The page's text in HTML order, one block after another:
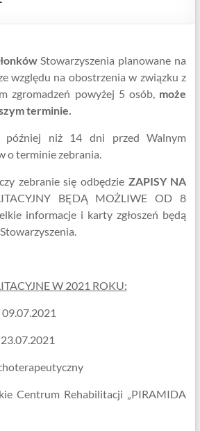
Stowarzyszenia planowane na
względu na obostrzenia w związku z
zgromadzeń powyżej 5 osób, może
terminie.
później niż 14 dni przed Walnym
o terminie zebrania.
zebranie się odbędzie ZAPISY NA
BĘDĄ MOŻLIWE OD 8
informacje i karty zgłoszeń będą
W 2021 ROKU:
09.07.2021
Centrum Rehabilitacji „PIRAMIDA